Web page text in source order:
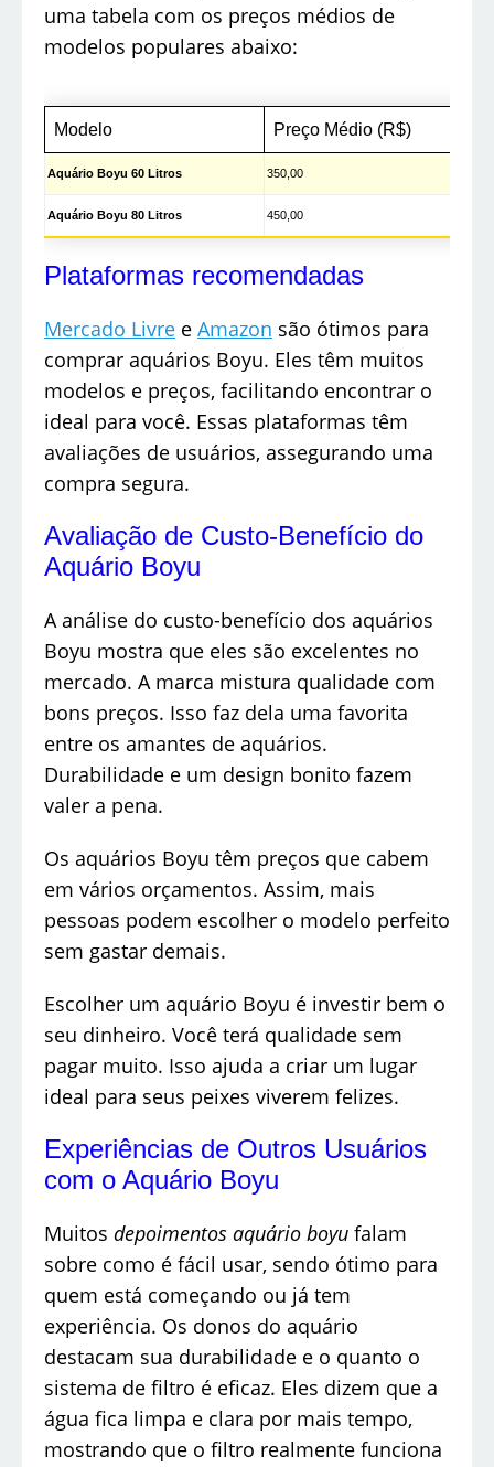
uma tabela com os preços médios de
modelos populares abaixo:
Modelo Preço Médio (R$)
Aquário Boyu 60 Litros 350,00
Aquário Boyu 80 Litros 450,00
Plataformas recomendadas
Mercado Livre e Amazon são ótimos para
comprar aquários Boyu. Eles têm muitos
modelos e preços, facilitando encontrar o
ideal para você. Essas plataformas têm
avaliações de usuários, assegurando uma
compra segura.
Avaliação de Custo-Benefício do
Aquário Boyu
A análise do custo-benefício dos aquários
Boyu mostra que eles são excelentes no
mercado. A marca mistura qualidade com
bons preços. Isso faz dela uma favorita
entre os amantes de aquários.
Durabilidade e um design bonito fazem
valer a pena.
Os aquários Boyu têm preços que cabem
em vários orçamentos. Assim, mais
pessoas podem escolher o modelo perfeito
sem gastar demais.
Escolher um aquário Boyu é investir bem o
seu dinheiro. Você terá qualidade sem
pagar muito. Isso ajuda a criar um lugar
ideal para seus peixes viverem felizes.
Experiências de Outros Usuários
com o Aquário Boyu
Muitos depoimentos aquário boyu falam
sobre como é fácil usar, sendo ótimo para
quem está começando ou já tem
experiência. Os donos do aquário
destacam sua durabilidade e o quanto o
sistema de filtro é eficaz. Eles dizem que a
água fica limpa e clara por mais tempo,
mostrando que o filtro realmente funciona